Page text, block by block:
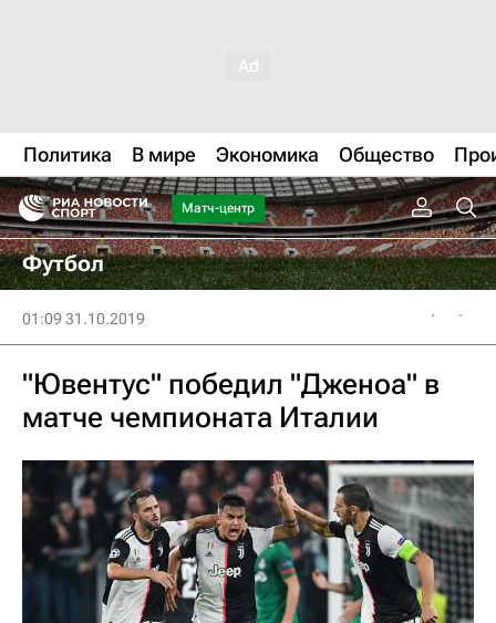
Политика В мире Экономика Общество
Матч-центр
Футбол
01:09 31.10.2019
"Ювентус" победил "Дженоа" в
матче чемпионата Италии